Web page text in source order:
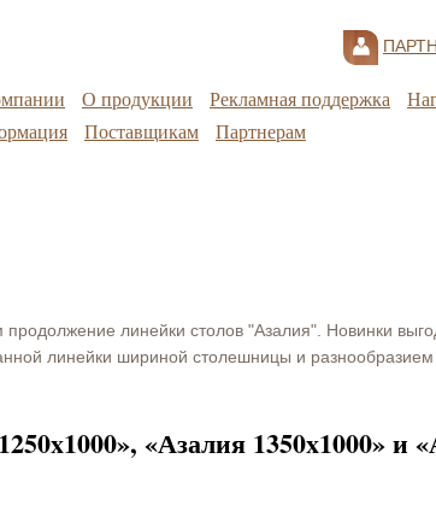
О продукции Рекламная поддержка
Поставщикам Партнерам
линейки столов "Азалия". Новинки
линейки шириной столешницы и разнообразием
«Азалия 1350x1000» и